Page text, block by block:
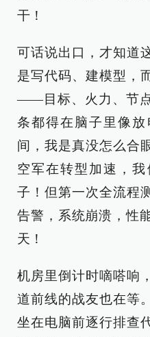
干！
可话说出口，才知道
是写代码、建模型，
——目标、火力、节
条都得在脑子里像
间，我是真没怎么合
空军在转型加速，
子！但第一次全流程
告警，系统崩溃，性
天！
机房里倒计时嘀嗒响
道前线的战友也在等
坐在电脑前逐行排查